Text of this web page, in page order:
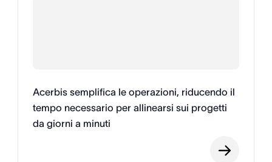
Acerbis semplifica le operazioni, riducendo il
tempo necessario per allinearsi sui progetti
da giorni a minuti